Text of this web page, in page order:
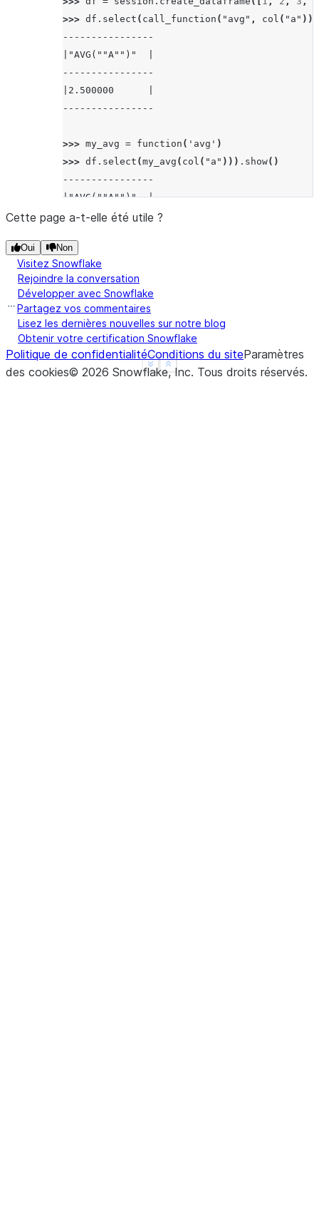
>>> df . select ( call_function ( "avg" , col ( "a" )))
----------------
|"AVG(""A"")"  |
----------------
|2.500000      |
----------------
>>> my_avg = function ( 'avg' )
>>> df . select (my_avg ( col ( "a" ))) . show()
----------------
|"AVG(""A"")"  |
----------------
----------------
Show less
See more
Cette page a-t-elle été utile ?
Oui Non
Visitez Snowflake
Rejoindre la conversation
Développer avec Snowflake
Partagez vos commentaires
Lisez les dernières nouvelles sur notre blog
Obtenir votre certification Snowflake
Politique de confidentialitéConditions du siteParamètres
des cookies© 2026 Snowflake, Inc. Tous droits réservés.